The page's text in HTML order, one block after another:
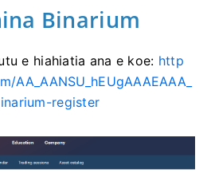
Binarium
e hiahiatia ana e koe: http
AA_AANSU_hEUgAAAEAAA_
register